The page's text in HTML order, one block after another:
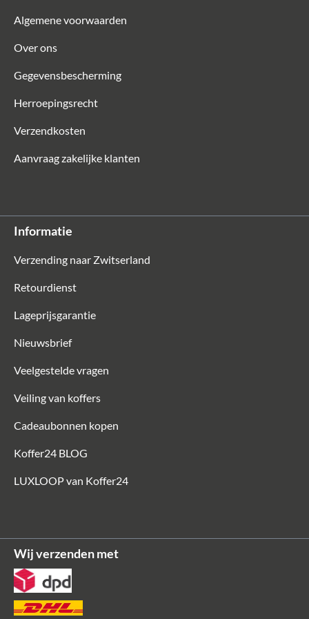
Algemene voorwaarden
Over ons
Gegevensbescherming
Herroepingsrecht
Verzendkosten
Aanvraag zakelijke klanten
Informatie
Verzending naar Zwitserland
Retourdienst
Lageprijsgarantie
Nieuwsbrief
Veelgestelde vragen
Veiling van koffers
Cadeaubonnen kopen
Koffer24 BLOG
LUXLOOP van Koffer24
Wij verzenden met